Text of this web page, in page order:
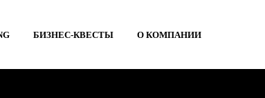
БИЗНЕС-КВЕСТЫ О КОМПАНИИ